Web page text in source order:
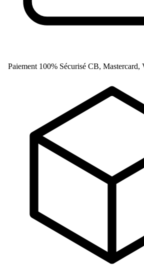
Paiement 100% Sécurisé CB, Mastercard,